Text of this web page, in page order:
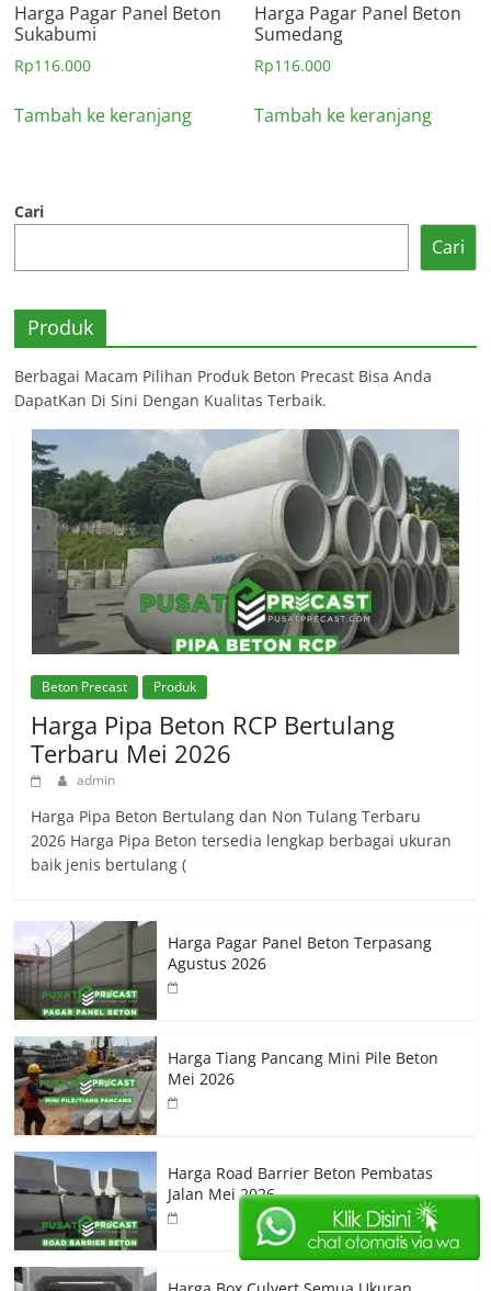
Harga Pagar Panel Beton
Sukabumi
Rp116.000
Tambah ke keranjang
Harga Pagar Panel Beton
Sumedang
Rp116.000
Tambah ke keranjang
Cari
Cari
Produk
Berbagai Macam Pilihan Produk Beton Precast Bisa Anda
DapatKan Di Sini Dengan Kualitas Terbaik.
Beton Precast Produk
Harga Pipa Beton RCP Bertulang
Terbaru Mei 2026
admin
Harga Pipa Beton Bertulang dan Non Tulang Terbaru
2026 Harga Pipa Beton tersedia lengkap berbagai ukuran
baik jenis bertulang (
Harga Pagar Panel Beton Terpasang
Agustus 2026
Harga Tiang Pancang Mini Pile Beton
Mei 2026
Harga Road Barrier Beton Pembatas
Jalan Mei 2026